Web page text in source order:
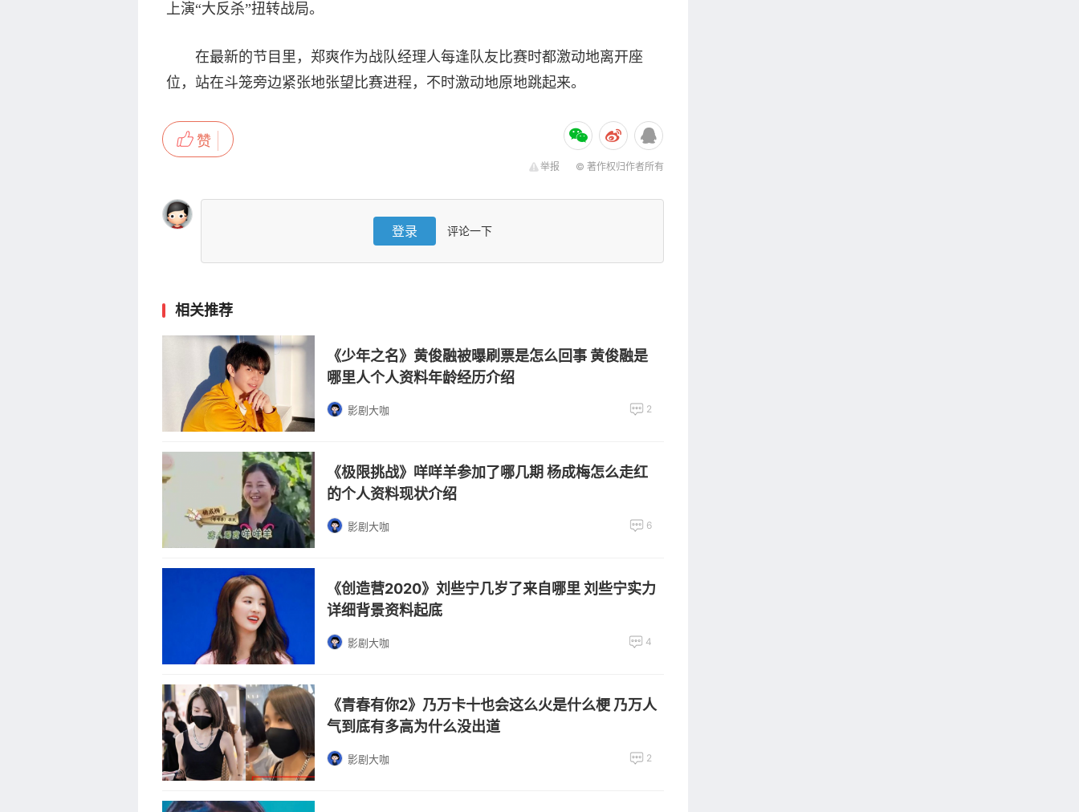
上演“大反杀”扭转战局。
在最新的节目里，郑爽作为战队经理人每逢队友比赛时都激动地离开座
位，站在斗笼旁边紧张地张望比赛进程，不时激动地原地跳起来。
赞
© 著作权归作者所有
举报
登录 评论一下
相关推荐
《少年之名》黄俊融被曝刷票是怎么回事 黄俊融是
哪里人个人资料年龄经历介绍
影剧大咖 2
《极限挑战》咩咩羊参加了哪几期 杨成梅怎么走红
的个人资料现状介绍
影剧大咖 6
《创造营2020》刘些宁几岁了来自哪里 刘些宁实力
详细背景资料起底
影剧大咖 4
《青春有你2》乃万卡十也会这么火是什么梗 乃万人
气到底有多高为什么没出道
影剧大咖 2